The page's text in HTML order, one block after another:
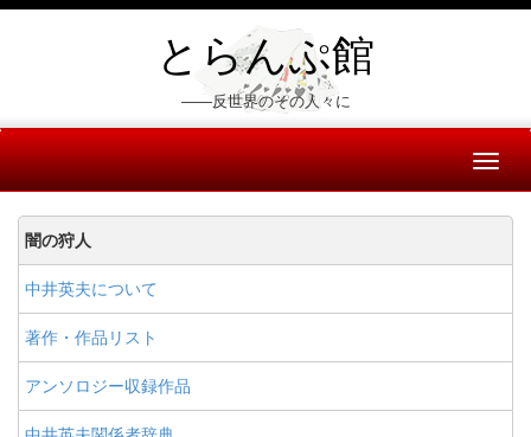
とらんぷ館
――反世界のその人々に
闇の狩人
中井英夫について
著作・作品リスト
アンソロジー収録作品